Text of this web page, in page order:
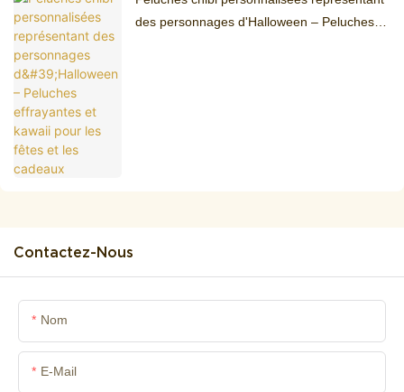
des personnages d'Halloween – Peluches
Contactez-Nous
Nom
E-Mail